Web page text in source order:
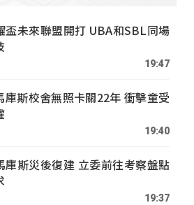
盃未來聯盟開打 UBA和SBL同場
19:47
庫斯校舍無照卡關22年 衝擊童受
19:40
庫斯災後復建 立委前往考察盤點
19:37